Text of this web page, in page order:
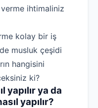
ihtimaliniz
kolay bir iş
musluk çeşidi
hangisini
ki?
yapılır ya da
yapılır?